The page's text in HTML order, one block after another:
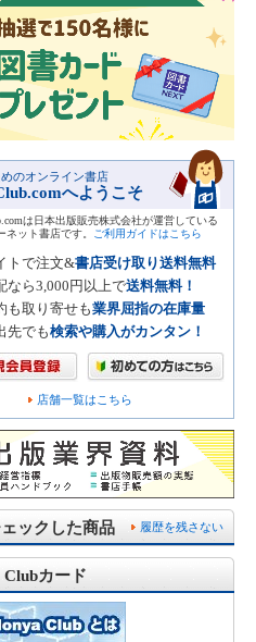
のオンライン書店
へようこそ
は日本出版販売株式会社が運営している
ネット書店です。
ご利用ガイドはこちら
トで注文&書店受け取り送料無料
なら3,000円以上で送料無料！
も取り寄せも業界屈指の在庫量
先でも検索や購入がカンタン！
店舗一覧はこちら
履歴を残さない
ックした商品
カード